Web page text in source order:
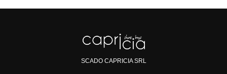
SCADO CAPRICIA SRL